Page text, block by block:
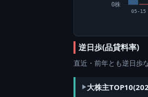
0株
05-15
逆日歩(品貸料率)
直近・前年とも逆日歩
大株主